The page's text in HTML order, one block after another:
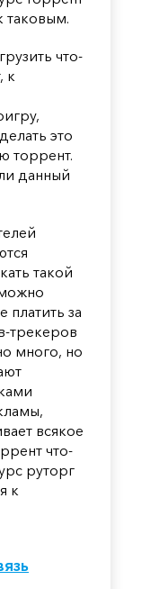
таковым.
что-
к
это
торрент.
данный
такой
платить за
трекеров
много, но
всякое
что-
руторг
к